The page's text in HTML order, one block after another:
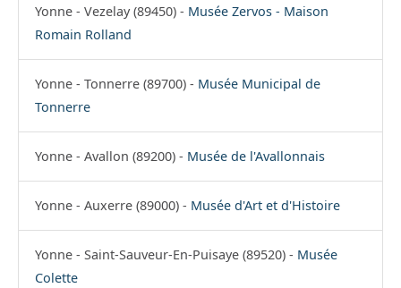
Yonne - Vezelay (89450) - Musée Zervos - Maison
Romain Rolland
Yonne - Tonnerre (89700) - Musée Municipal de
Tonnerre
Yonne - Avallon (89200) - Musée de l'Avallonnais
Yonne - Auxerre (89000) - Musée d'Art et d'Histoire
Yonne - Saint-Sauveur-En-Puisaye (89520) - Musée
Colette